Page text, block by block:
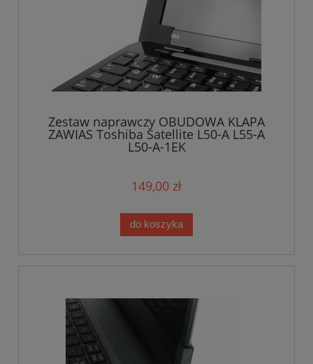
Zestaw naprawczy OBUDOWA KLAPA
ZAWIAS Toshiba Satellite L50-A L55-A
L50-A-1EK
149,00 zł
do koszyka